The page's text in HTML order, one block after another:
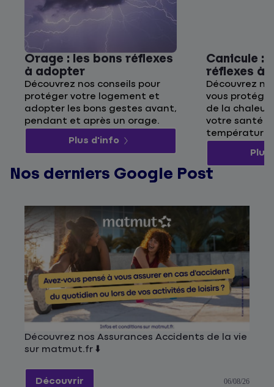
Orage : les bons réflexes
à adopter
Découvrez nos conseils pour
protéger votre logement et
adopter les bons gestes avant,
pendant et après un orage.
Plus d'info
Canicule :
réflexes à
Découvrez
vous
de la chaleur
votre santé
Nos derniers Google Post
Découvrez nos Assurances Accidents de la vie
sur matmut.fr ⬇️
Découvrir 06/08/26